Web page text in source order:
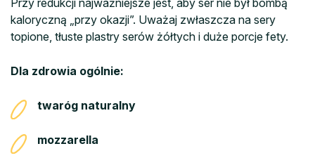
Przy redukcji najważniejsze jest, aby ser nie był bombą
kaloryczną „przy okazji”. Uważaj zwłaszcza na sery
topione, tłuste plastry serów żółtych i duże porcje fety.
Dla zdrowia ogólnie:
twaróg naturalny
mozzarella